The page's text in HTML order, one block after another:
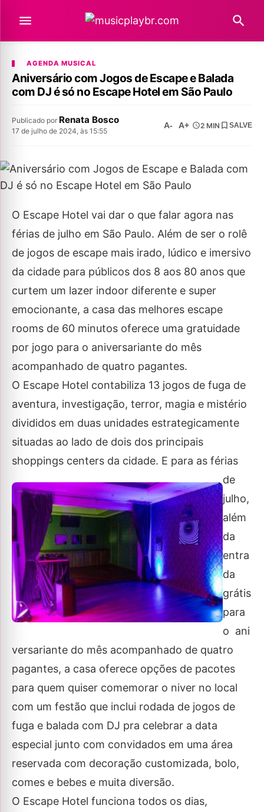
AGENDA MUSICAL
Aniversário com Jogos de Escape e Balada
com DJ é só no Escape Hotel em São Paulo
Publicado por Renata Bosco
17 de julho de 2024, às 15:55
A- A+ 2 MIN SALVE
O Escape Hotel vai dar o que falar agora nas
férias de julho em São Paulo. Além de ser o rolê
de jogos de escape mais irado, lúdico e imersivo
da cidade para públicos dos 8 aos 80 anos que
curtem um lazer indoor diferente e super
emocionante, a casa das melhores escape
rooms de 60 minutos oferece uma gratuidade
por jogo para o aniversariante do mês
acompanhado de quatro pagantes.
O Escape Hotel contabiliza 13 jogos de fuga de
aventura, investigação, terror, magia e mistério
divididos em duas unidades estrategicamente
situadas ao lado de dois dos principais
shoppings centers da cidade. E para as férias
de
julho,
além
da
entra
da
grátis
para
o ani
versariante do mês acompanhado de quatro
pagantes, a casa oferece opções de pacotes
para quem quiser comemorar o niver no local
com um festão que inclui rodada de jogos de
fuga e balada com DJ pra celebrar a data
especial junto com convidados em uma área
reservada com decoração customizada, bolo,
comes e bebes e muita diversão.
O Escape Hotel funciona todos os dias,